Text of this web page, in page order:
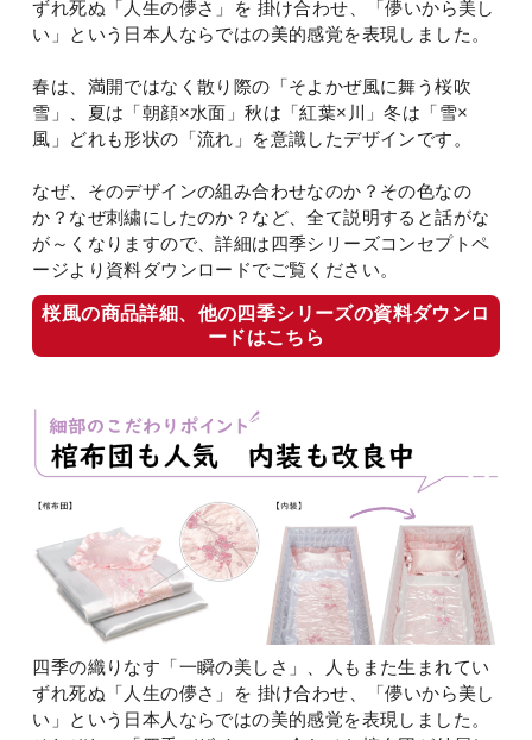
ずれ死ぬ「人生の儚さ」を 掛け合わせ、「儚いから美し
い」という日本人ならではの美的感覚を表現しました。
春は、満開ではなく散り際の「そよかぜ風に舞う桜吹
雪」、夏は「朝顔×水面」秋は「紅葉×川」冬は「雪×
風」どれも形状の「流れ」を意識したデザインです。
なぜ、そのデザインの組み合わせなのか？その色なの
か？なぜ刺繍にしたのか？など、全て説明すると話がな
が～くなりますので、詳細は四季シリーズコンセプトペ
ージより資料ダウンロードでご覧ください。
桜風の商品詳細、他の四季シリーズの資料ダウンロ
ードはこちら
四季の織りなす「一瞬の美しさ」、人もまた生まれてい
ずれ死ぬ「人生の儚さ」を 掛け合わせ、「儚いから美し
い」という日本人ならではの美的感覚を表現しました。